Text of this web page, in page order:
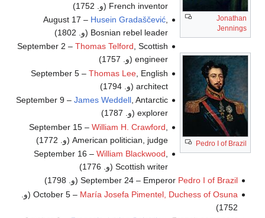
Jonathan
Jennings
Pedro I of Brazil
French inventor (و. 1752)
August 17 – Husein Gradaščević
Bosnian rebel leader (و. 1802)
September 2 –Thomas Telford, Scottish
engineer (و. 1757)
September 5 –Thomas Lee , English
architect (و. 1794)
September 9 –James Weddell, Antarctic
explorer (و. 1787)
September 15 –William H. Crawford
American politician, judge (و. 1772)
September 16 –William Blackwood
Scottish writer (و. 1776)
September 24 – Emperor Pedro I of Brazil
(و. 1798)
October 5 – María Josefa Pimentel, Duchess of Osuna
(و.
1752)